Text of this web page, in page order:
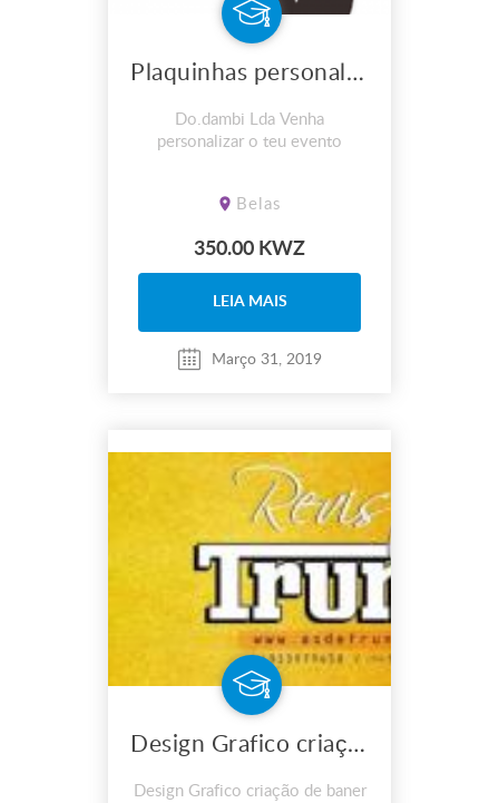
Plaquinhas personalizadas
Do.dambi Lda Venha
personalizar o teu evento
Belas
350.00 KWZ
LEIA MAIS
Março 31, 2019
Design Grafico criação de baner ou imagem de capa das redes social
Design Grafico criação de baner